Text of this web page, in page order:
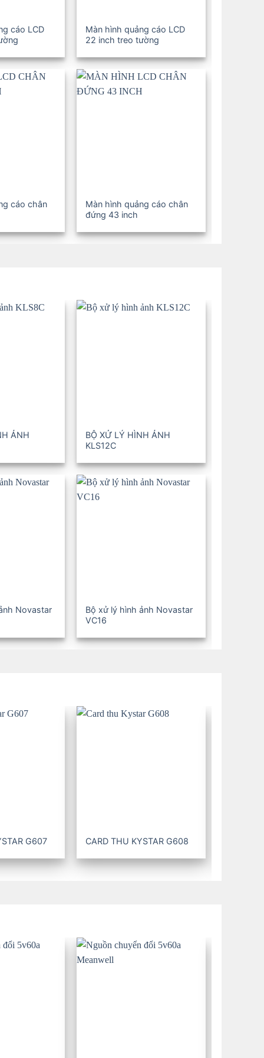
cáo LCD
Màn hình quảng cáo LCD
22 inch treo tường
cáo chân
Màn hình quảng cáo chân
đứng 43 inch
ẢNH
BỘ XỬ LÝ HÌNH ẢNH
KLS12C
Novastar
Bộ xử lý hình ảnh Novastar
VC16
G607 CARD THU KYSTAR G608